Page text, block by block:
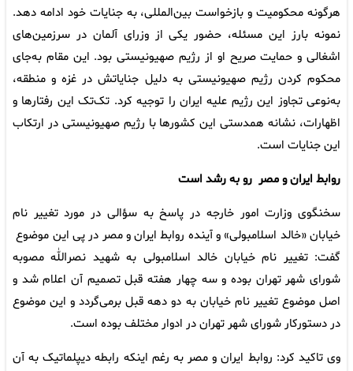
هرگونه محکومیت و بازخواست بین‌المللی، به جنایات خود ادامه دهد.
نمونه بارز این مسئله، حضور یکی از وزرای آلمان در سرزمین‌های
اشغالی و حمایت صریح او از رژیم صهیونیستی بود. این مقام به‌جای
محکوم کردن رژیم صهیونیستی به دلیل جنایاتش در غزه و منطقه،
به‌نوعی تجاوز این رژیم علیه ایران را توجیه کرد. تک‌تک این رفتارها و
اظهارات، نشانه همدستی این کشورها با رژیم صهیونیستی در ارتکاب
این جنایات است.
روابط ایران و مصر رو به رشد است
سخنگوی وزارت امور خارجه در پاسخ به سؤالی در مورد تغییر نام
خیابان «خالد اسلامبولی» و آینده روابط ایران و مصر در پی این موضوع
گفت: تغییر نام خیابان خالد اسلامبولی به شهید نصرالله مصوبه
شورای شهر تهران بوده و سه چهار هفته قبل تصمیم آن اعلام شد و
اصل موضوع تغییر نام خیابان به دو دهه قبل برمی‌گردد و این موضوع
در دستورکار شورای شهر تهران در ادوار مختلف بوده است.
وی تاکید کرد: روابط ایران و مصر به رغم اینکه رابطه دیپلماتیک به آن